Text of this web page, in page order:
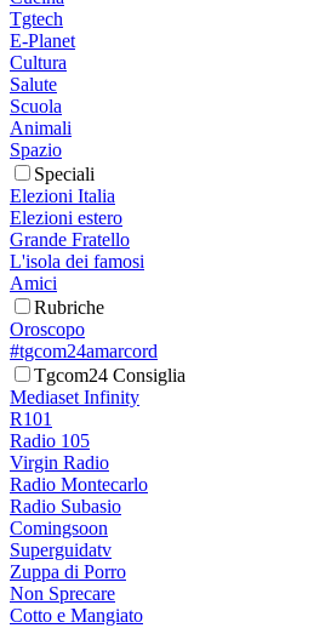
Tgtech
E-Planet
Cultura
Salute
Scuola
Animali
Spazio
Speciali
Elezioni Italia
Elezioni estero
Grande Fratello
L'isola dei famosi
Amici
Rubriche
Oroscopo
#tgcom24amarcord
Tgcom24 Consiglia
Mediaset Infinity
R101
Radio 105
Virgin Radio
Radio Montecarlo
Radio Subasio
Comingsoon
Superguidatv
Zuppa di Porro
Non Sprecare
Cotto e Mangiato